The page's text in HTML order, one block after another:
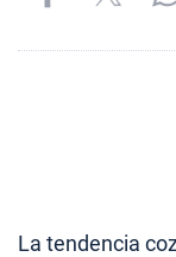
La tendencia